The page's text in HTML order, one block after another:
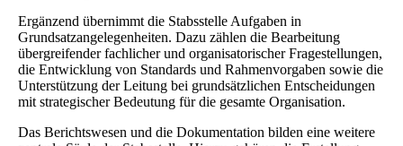
Ergänzend übernimmt die Stabsstelle Aufgaben in
Grundsatzangelegenheiten. Dazu zählen die Bearbeitung
übergreifender fachlicher und organisatorischer Fragestellungen,
die Entwicklung von Standards und Rahmenvorgaben sowie die
Unterstützung der Leitung bei grundsätzlichen Entscheidungen
mit strategischer Bedeutung für die gesamte Organisation.
Das Berichtswesen und die Dokumentation bilden eine weitere